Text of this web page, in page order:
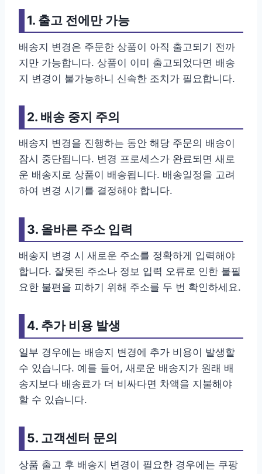
1. 출고 전에만 가능
배송지 변경은 주문한 상품이 아직 출고되기 전까
지만 가능합니다. 상품이 이미 출고되었다면 배송
지 변경이 불가능하니 신속한 조치가 필요합니다.
2. 배송 중지 주의
배송지 변경을 진행하는 동안 해당 주문의 배송이
잠시 중단됩니다. 변경 프로세스가 완료되면 새로
운 배송지로 상품이 배송됩니다. 배송일정을 고려
하여 변경 시기를 결정해야 합니다.
3. 올바른 주소 입력
배송지 변경 시 새로운 주소를 정확하게 입력해야
합니다. 잘못된 주소나 정보 입력 오류로 인한 불필
요한 불편을 피하기 위해 주소를 두 번 확인하세요.
4. 추가 비용 발생
일부 경우에는 배송지 변경에 추가 비용이 발생할
수 있습니다. 예를 들어, 새로운 배송지가 원래 배
송지보다 배송료가 더 비싸다면 차액을 지불해야
할 수 있습니다.
5. 고객센터 문의
상품 출고 후 배송지 변경이 필요한 경우에는 쿠팡